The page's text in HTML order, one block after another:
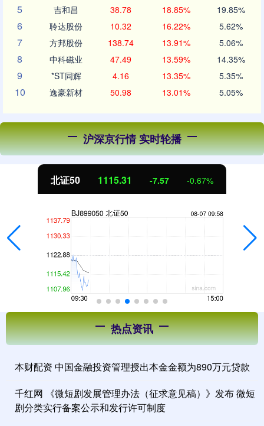
5 吉和昌 38.78 18.85% 19.85%
6 聆达股份 10.32 16.22% 5.62%
7 方邦股份 138.74 13.91% 5.06%
8 中科磁业 47.49 13.59% 14.35%
9 *ST同辉 4.16 13.35% 5.35%
10 逸豪新材 50.98 13.01% 5.05%
沪深京行情 实时轮播
北证50 1115.31 -7.57 -0.67%
热点资讯
本财配资 中国金融投资管理授出本金金额为890万元贷款
千红网 《微短剧发展管理办法（征求意见稿）》发布 微短
剧分类实行备案公示和发行许可制度